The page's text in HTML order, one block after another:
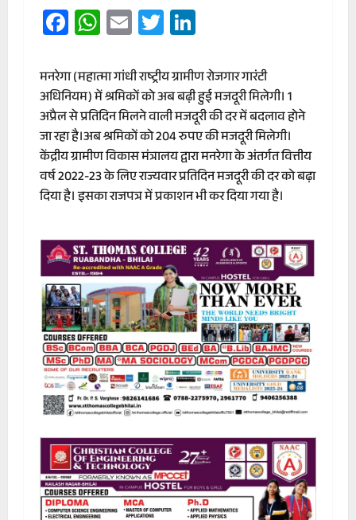
Facebook
WhatsApp
EmailTwitter
मनरेगा (महात्मा गांधी राष्ट्रीय ग्रामीण रोजगार गारंटी
अधिनियम) में श्रमिकों को अब बढ़ी हुई मजदूरी मिलेगी। 1
अप्रैल से प्रतिदिन मिलने वाली मजदूरी की दर में बदलाव होने
जा रहा है।अब श्रमिकों को 204 रुपए की मजदूरी मिलेगी।
केंद्रीय ग्रामीण विकास मंत्रालय द्वारा मनरेगा के अंतर्गत वित्तीय
वर्ष 2022-23 के लिए राज्यवार प्रतिदिन मजदूरी की दर को बढ़ा
दिया है। इसका राजपत्र में प्रकाशन भी कर दिया गया है।